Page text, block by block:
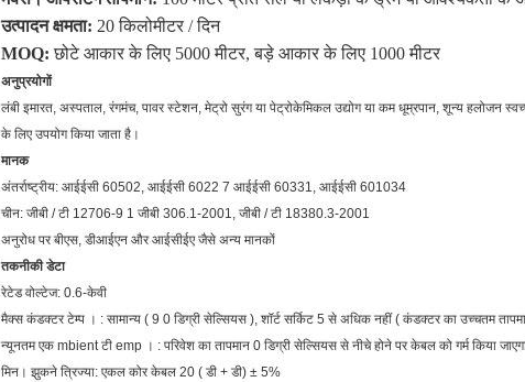
उत्पादन क्षमता: 20 किलोमीटर / दिन
MOQ: छोटे आकार के लिए 5000 मीटर, बड़े आकार के लिए 1000 मीटर
अनुप्रयोगों
लंबी इमारत, अस्पताल, रंगमंच, पावर स्टेशन, मेट्रो सुरंग या पेट्रोकेमिकल उद्योग या कम धूम्रपान, शून्य हलोजन
के लिए उपयोग किया जाता है।
मानक
अंतर्राष्ट्रीय: आईईसी 60502, आईईसी 6022 7 आईईसी 60331, आईईसी 601034
चीन: जीबी / टी 12706-9 1 जीबी 306.1-2001, जीबी / टी 18380.3-2001
अनुरोध पर बीएस, डीआईएन और आईसीईए जैसे अन्य मानकों
तकनीकी डेटा
रेटेड वोल्टेज: 0.6-केवी
मैक्स कंडक्टर टेम्प । : सामान्य ( 9 0 डिग्री सेल्सियस ), शॉर्ट सर्किट 5 से अधिक नहीं ( कंडक्टर का उच्चतम
न्यूनतम एक mbient टी emp । : परिवेश का तापमान 0 डिग्री सेल्सियस से नीचे होने पर केबल को गर्म किया
मिन। झुकने त्रिज्या: एकल कोर केबल 20 ( डी + डी) ± 5%